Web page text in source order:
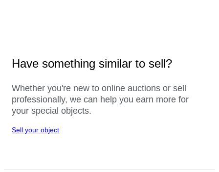
Have something similar to sell?
Whether you're new to online auctions or sell
professionally, we can help you earn more for
your special objects.
Sell your object